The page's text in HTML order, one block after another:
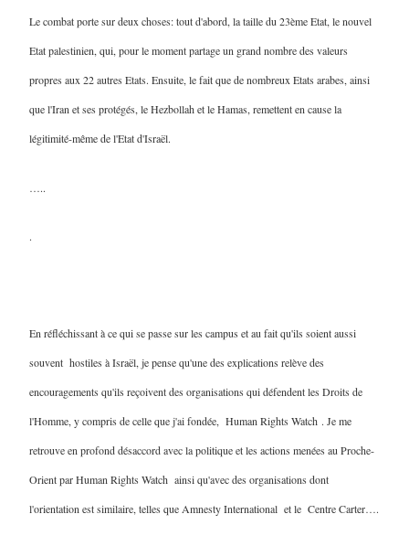
Le combat porte sur deux choses: tout d'abord, la taille du 23ème Etat, le nouvel
Etat palestinien, qui, pour le moment partage un grand nombre des valeurs
propres aux 22 autres Etats. Ensuite, le fait que de nombreux Etats arabes, ainsi
que l'Iran et ses protégés, le Hezbollah et le Hamas, remettent en cause la
légitimité-même de l'Etat d'Israël.
…..
.
En réfléchissant à ce qui se passe sur les campus et au fait qu'ils soient aussi
souvent hostiles à Israël, je pense qu'une des explications relève des
encouragements qu'ils reçoivent des organisations qui défendent les Droits de
l'Homme, y compris de celle que j'ai fondée, Human Rights Watch . Je me
retrouve en profond désaccord avec la politique et les actions menées au Proche-
Orient par Human Rights Watch ainsi qu'avec des organisations dont
l'orientation est similaire, telles que Amnesty International et le Centre Carter….